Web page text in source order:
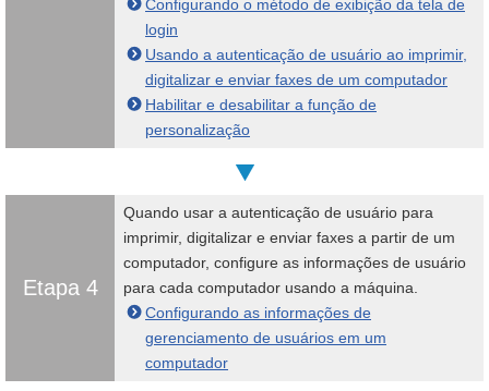
Configurando o método de exibição da tela de
login
Usando a autenticação de usuário ao imprimir,
digitalizar e enviar faxes de um computador
Habilitar e desabilitar a função de
personalização
Etapa 4
Quando usar a autenticação de usuário para
imprimir, digitalizar e enviar faxes a partir de um
computador, configure as informações de usuário
para cada computador usando a máquina.
Configurando as informações de
gerenciamento de usuários em um
computador